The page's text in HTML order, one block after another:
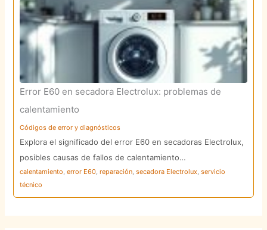
Error E60 en secadora Electrolux: problemas de
calentamiento
Códigos de error y diagnósticos
Explora el significado del error E60 en secadoras Electrolux,
posibles causas de fallos de calentamiento…
calentamiento,error E60,reparación,secadora Electrolux,servicio
técnico